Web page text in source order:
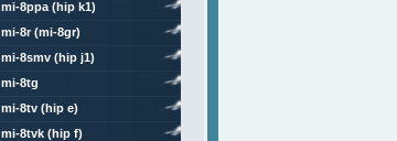
mi-8ppa (hip k1)
mi-8r (mi-8gr)
mi-8smv (hip j1)
mi-8tg
mi-8tv (hip e)
mi-8tvk (hip f)